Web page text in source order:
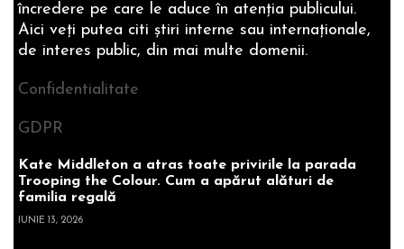
încredere pe care le aduce în atenţia publicului.
Aici veţi putea citi ştiri interne sau internaţionale,
de interes public, din mai multe domenii.
Confidentialitate
GDPR
Kate Middleton a atras toate privirile la parada
Trooping the Colour. Cum a apărut alături de
familia regală
IUNIE 13, 2026